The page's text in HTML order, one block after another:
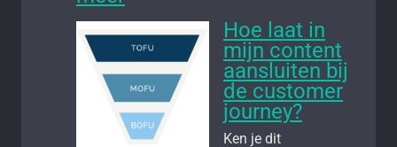
Plug-
ins
voor
een
snellere
WordPress-
website
Hoe laat in
mijn content
aansluiten bij
de customer
journey?
Ken je dit